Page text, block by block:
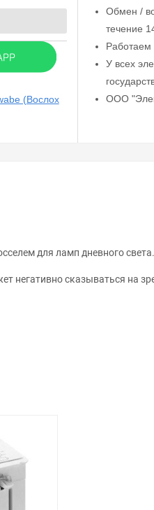
(Вослох
Обмен /
течение
Работаем
У всех
ООО
для ламп дневного света.
негативно сказываться на
электроды ламп,
Независимые ПРА не нужно
наличие и стоимость
на него заказа.
уведомления.